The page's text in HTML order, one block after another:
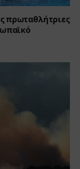
πρωταθλήτριες